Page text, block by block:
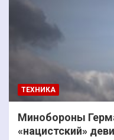
ТЕХНИКА
Минобороны
«нацистский»